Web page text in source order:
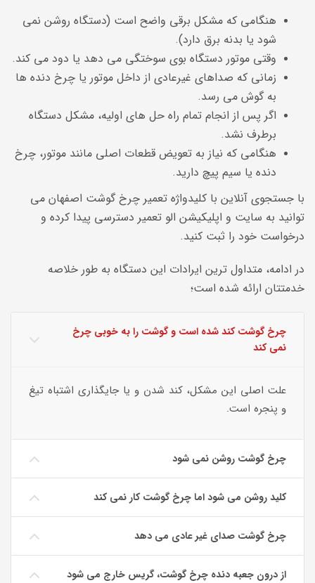
هنگامی که مشکل برقی واضح است (دستگاه روشن نمی
شود یا بدنه برق دارد).
وقتی موتور دستگاه بوی سوختگی می دهد یا دود می کند.
زمانی که صداهای غیرعادی از داخل موتور یا چرخ دنده ها
به گوش می رسد.
اگر پس از انجام تمام راه حل های اولیه، مشکل دستگاه
برطرف نشد.
هنگامی که نیاز به تعویض قطعات اصلی مانند موتور، چرخ
دنده یا سیم پیچ دارید.
با جستجوی آنلاین با کلیدواژه تعمیر چرخ گوشت اصفهان می
توانید به سایت و اپلیکیشن الو تعمیر دسترسی پیدا کرده و
درخواست خود را ثبت کنید.
در ادامه، متداول ترین ایرادات این دستگاه به طور خلاصه
خدمتتان ارائه شده است؛
چرخ گوشت کند شده است و گوشت را به خوبی چرخ
نمی کند
علت اصلی این مشکل، کند شدن و یا جایگذاری اشتباه تیغ
و پنجره است.
چرخ گوشت روشن نمی شود
کلید روشن می شود اما چرخ گوشت کار نمی کند
چرخ گوشت صدای غیر عادی می دهد
از درون جعبه دنده چرخ گوشت، گریس خارج می شود